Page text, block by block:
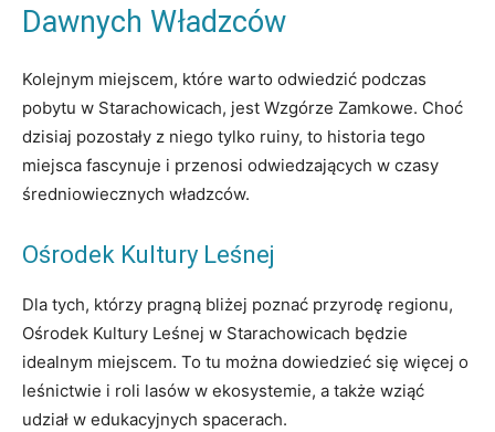
Dawnych Władzców
Kolejnym miejscem, które warto odwiedzić podczas
pobytu w Starachowicach, jest Wzgórze Zamkowe. Choć
dzisiaj pozostały z niego tylko ruiny, to historia tego
miejsca fascynuje i przenosi odwiedzających w czasy
średniowiecznych władzców.
Ośrodek Kultury Leśnej
Dla tych, którzy pragną bliżej poznać przyrodę regionu,
Ośrodek Kultury Leśnej w Starachowicach będzie
idealnym miejscem. To tu można dowiedzieć się więcej o
leśnictwie i roli lasów w ekosystemie, a także wziąć
udział w edukacyjnych spacerach.